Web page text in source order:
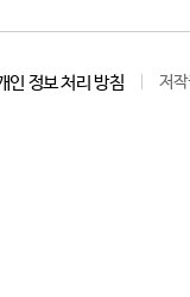
인 정보 처리 방침 저